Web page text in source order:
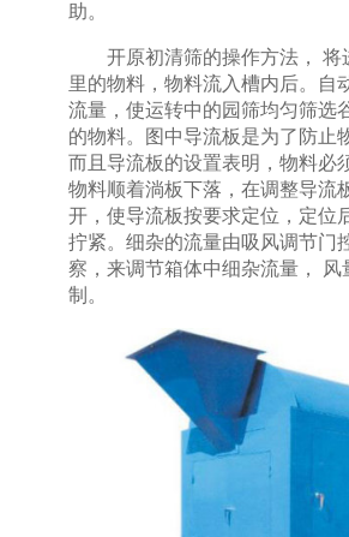
助。
开原初清筛的操作方法， 将
里的物料，物料流入槽内后。自
流量，使运转中的园筛均匀筛选
的物料。图中导流板是为了防止
而且导流板的设置表明，物料必
物料顺着淌板下落，在调整导流
开，使导流板按要求定位，定位
拧紧。细杂的流量由吸风调节门
察，来调节箱体中细杂流量， 风
制。